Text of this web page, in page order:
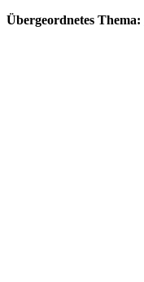
Übergeordnetes Thema: